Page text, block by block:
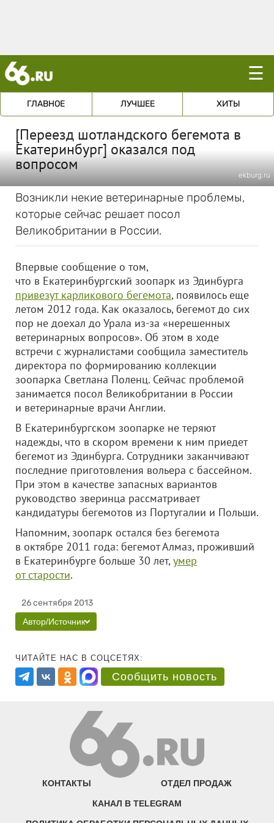
☰
ГЛАВНОЕ ЛУЧШЕЕ ХИТЫ
[Переезд шотландского бегемота в
Екатеринбург] оказался под
вопросом
ekburg.ru
Возникли некие ветеринарные проблемы,
которые сейчас решает посол
Великобритании в России.
Впервые сообщение о том,
что в Екатеринбургский зоопарк из Эдинбурга
привезут карликового бегемота, появилось еще
летом 2012 года. Как оказалось, бегемот до сих
пор не доехал до Урала из-за «нерешенных
ветеринарных вопросов». Об этом в ходе
встречи с журналистами сообщила заместитель
директора по формированию коллекции
зоопарка Светлана Поленц. Сейчас проблемой
занимается посол Великобритании в России
и ветеринарные врачи Англии.
В Екатеринбургском зоопарке не теряют
надежды, что в скором времени к ним приедет
бегемот из Эдинбурга. Сотрудники заканчивают
последние приготовления вольера с бассейном.
При этом в качестве запасных вариантов
руководство зверинца рассматривает
кандидатуры бегемотов из Португалии и Польши.
Напомним, зоопарк остался без бегемота
в октябре 2011 года: бегемот Алмаз, проживший
в Екатеринбурге больше 30 лет,умер
от старости.
26 сентября 2013
Автор/Источник
ЧИТАЙТЕ НАС В СОЦСЕТЯХ:
Сообщить новость
КОНТАКТЫ ОТДЕЛ ПРОДАЖ
КАНАЛ В TELEGRAM